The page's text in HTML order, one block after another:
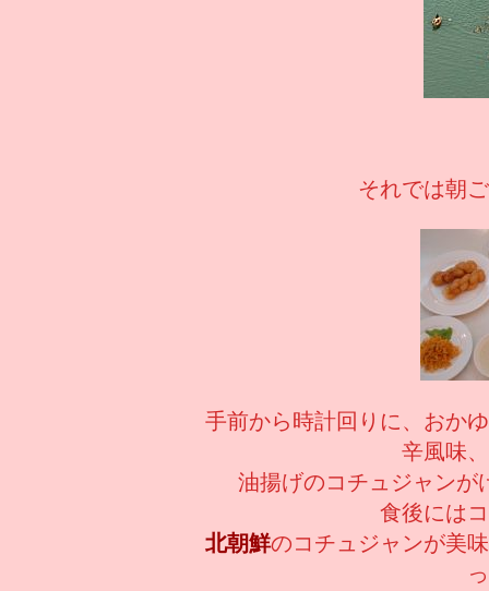
それでは朝
手前から時計回りに、おか
辛風味
油揚げのコチュジャンが
食後には
北朝鮮のコチュジャンが美